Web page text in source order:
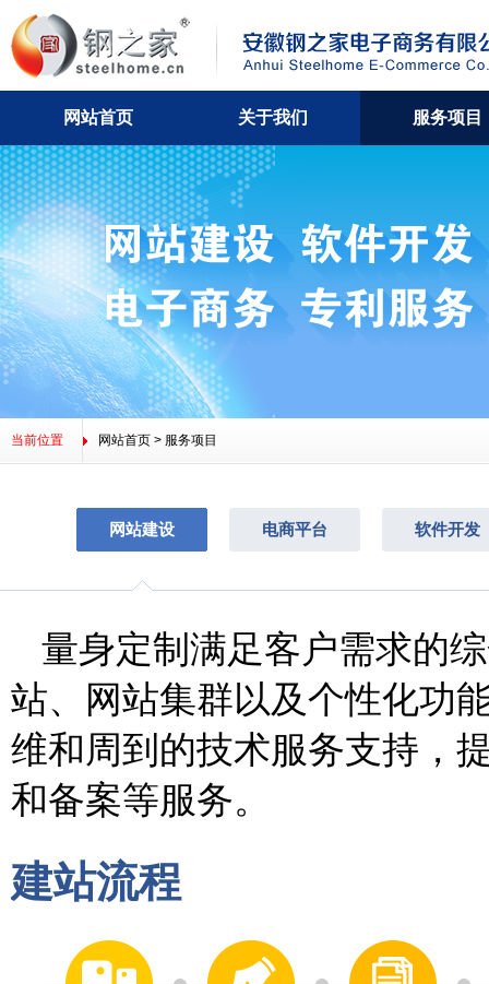
网站首页 关于我们
公司简介 董事长寄语 资质荣誉
服务项目
当前位置 网站首页 > 服务项目
网站建设 电商平台 软件开发
量身定制满足客户需求的
站、网站集群以及个性化功
维和周到的技术服务支持，
和备案等服务。
建站流程